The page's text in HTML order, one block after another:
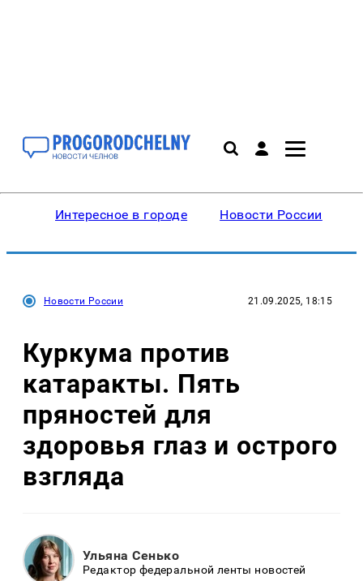
Интересное в городе Новости России
Новости России 21.09.2025, 18:15
Куркума против
катаракты. Пять
пряностей для
здоровья глаз и острого
взгляда
Ульяна Сенько
Редактор федеральной ленты новостей